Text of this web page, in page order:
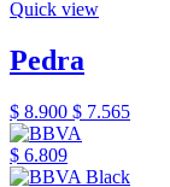
Quick view
Pedra
$ 8.900 $ 7.565
$ 6.809